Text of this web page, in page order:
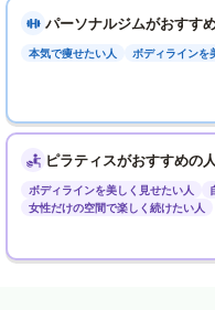
パーソナルジムがおすす
本気で痩せたい人 ボディラインを
ピラティスがおすすめの人
ボディラインを美しく見せたい人
女性だけの空間で楽しく続けたい人